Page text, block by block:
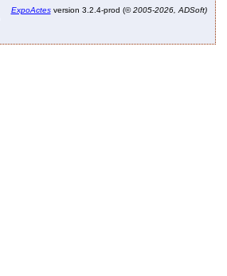
ExpoActesversion 3.2.4-prod (©2005-2026, ADSoft)